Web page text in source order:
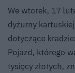
We wtorek, 17
dyżurny
dotyczące
Pojazd, którego
tysięcy złotych,